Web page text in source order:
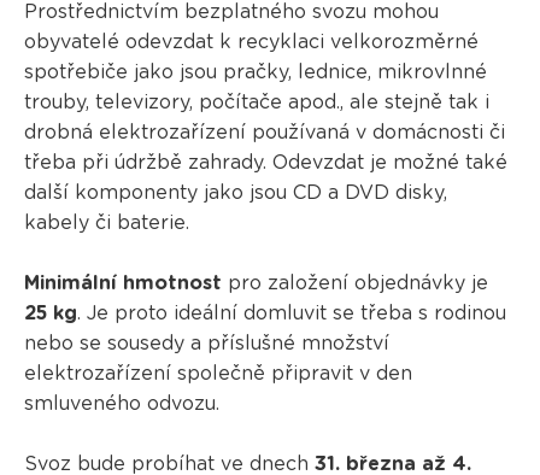
Prostřednictvím bezplatného svozu mohou
obyvatelé odevzdat k recyklaci velkorozměrné
spotřebiče jako jsou pračky, lednice, mikrovlnné
trouby, televizory, počítače apod., ale stejně tak i
drobná elektrozařízení používaná v domácnosti či
třeba při údržbě zahrady. Odevzdat je možné také
další komponenty jako jsou CD a DVD disky,
kabely či baterie.
Minimální hmotnost pro založení objednávky je
25 kg. Je proto ideální domluvit se třeba s rodinou
nebo se sousedy a příslušné množství
elektrozařízení společně připravit v den
smluveného odvozu.
Svoz bude probíhat ve dnech 31. března až 4.